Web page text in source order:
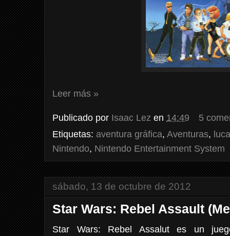
Leer más »
Publicado por Isaac Lez en 14:49
5
Etiquetas: aventura gráfica, Aventuras,
Nintendo, Nintendo Entertainment System
sábado, 13 de octubre de 2012
Star Wars: Rebel Assault
Star Wars: Rebel Assalut es un